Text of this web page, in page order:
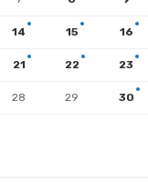
14 15 16
21 22 23
28 29 30